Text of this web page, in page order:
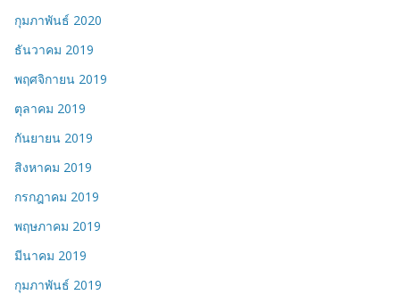
กุมภาพันธ์ 2020
ธันวาคม 2019
พฤศจิกายน 2019
ตุลาคม 2019
กันยายน 2019
สิงหาคม 2019
กรกฎาคม 2019
พฤษภาคม 2019
มีนาคม 2019
กุมภาพันธ์ 2019